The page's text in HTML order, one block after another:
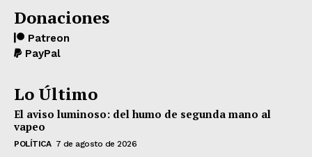
Donaciones
Patreon
PayPal
Lo Último
El aviso luminoso: del humo de segunda mano al
vapeo
POLÍTICA 7 de agosto de 2026